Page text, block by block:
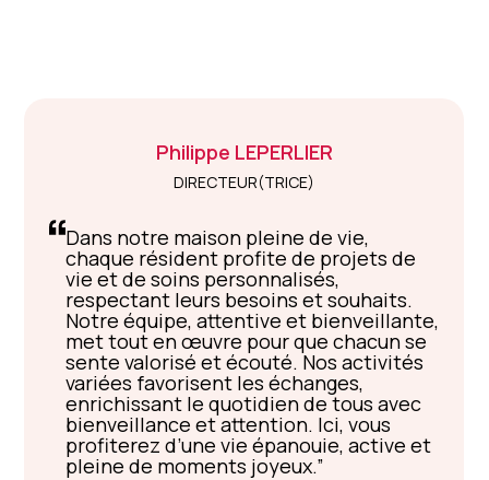
Philippe LEPERLIER
DIRECTEUR(TRICE)
Dans notre maison pleine de vie,
chaque résident profite de projets de
vie et de soins personnalisés,
respectant leurs besoins et souhaits.
Notre équipe, attentive et bienveillante,
met tout en œuvre pour que chacun se
sente valorisé et écouté. Nos activités
variées favorisent les échanges,
enrichissant le quotidien de tous avec
bienveillance et attention. Ici, vous
profiterez d’une vie épanouie, active et
pleine de moments joyeux.